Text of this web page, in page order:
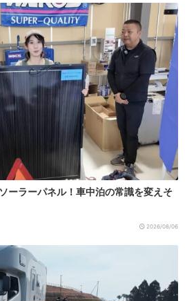
ーラーパネル！車中泊の常識を変えそ
2026/08/06